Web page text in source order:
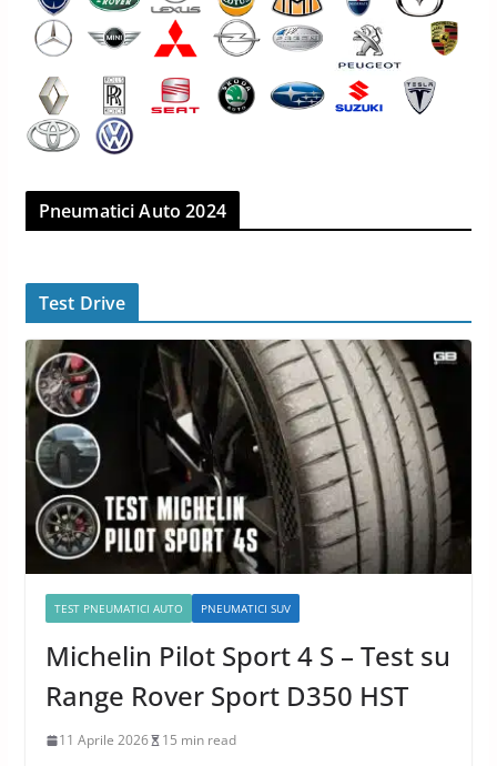
Pneumatici Auto 2024
Test Drive
TEST PNEUMATICI AUTO PNEUMATICI SUV
Michelin Pilot Sport 4 S – Test su
Range Rover Sport D350 HST
11 Aprile 2026 15 min read